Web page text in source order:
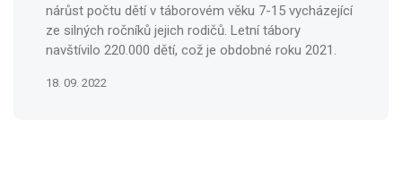
nárůst počtu dětí v táborovém věku 7-15 vycházející
ze silných ročníků jejich rodičů. Letní tábory
navštívilo 220.000 dětí, což je obdobné roku 2021.
18. 09. 2022